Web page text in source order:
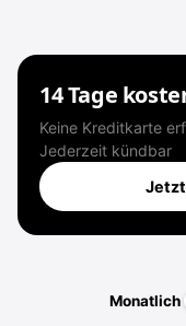
14 Tage
Keine Kreditkarte
Jederzeit kündbar
Monatlich